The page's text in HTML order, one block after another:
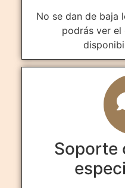
No se dan de baja
podrás ver
Soporte